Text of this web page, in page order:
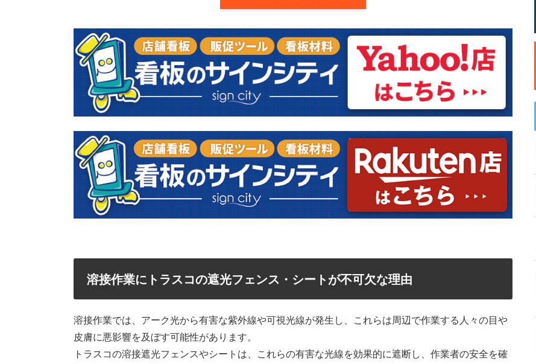
溶接作業にトラスコの遮光フェンス・シートが不可欠な理由
溶接作業では、アーク光から有害な紫外線や可視光線が発生し、これらは周辺で作業する人々の目や
皮膚に悪影響を及ぼす可能性があります。
トラスコの溶接遮光フェンスやシートは、これらの有害な光線を効果的に遮断し、作業者の安全を確